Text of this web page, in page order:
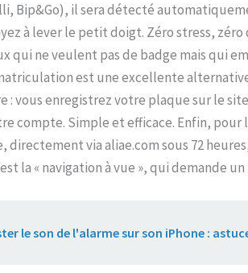
Bip&Go), il sera détecté
à lever le petit doigt. Zéro stress,
qui ne veulent pas de badge mais qui
est une excellente
: vous enregistrez votre plaque sur le
compte. Simple et efficace. Enfin,
directement via aliae.com sous 72
la « navigation à vue », qui demande
le son de l'alarme sur son iPhone :